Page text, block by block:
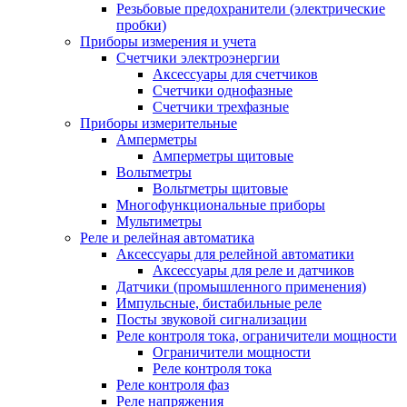
Резьбовые предохранители (электрические
пробки)
Приборы измерения и учета
Счетчики электроэнергии
Аксессуары для счетчиков
Счетчики однофазные
Счетчики трехфазные
Приборы измерительные
Амперметры
Амперметры щитовые
Вольтметры
Вольтметры щитовые
Многофункциональные приборы
Мультиметры
Реле и релейная автоматика
Аксессуары для релейной автоматики
Аксессуары для реле и датчиков
Датчики (промышленного применения)
Импульсные, бистабильные реле
Посты звуковой сигнализации
Реле контроля тока, ограничители мощности
Ограничители мощности
Реле контроля тока
Реле контроля фаз
Реле напряжения